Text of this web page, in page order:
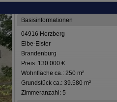
Basisinformationen
04916 Herzberg
Elbe-Elster
Brandenburg
Preis: 130.000 €
Wohnfläche ca.: 250 m²
Grundstück ca.: 39.580 m²
Zimmeranzahl: 5